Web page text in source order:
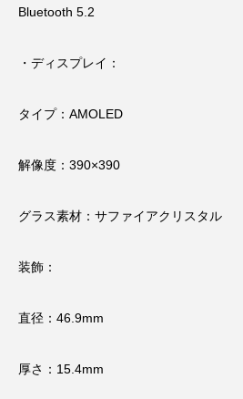
Bluetooth 5.2
・ディスプレイ：
タイプ：AMOLED
解像度：390×390
グラス素材：サファイアクリスタル
装飾：
直径：46.9mm
厚さ：15.4mm